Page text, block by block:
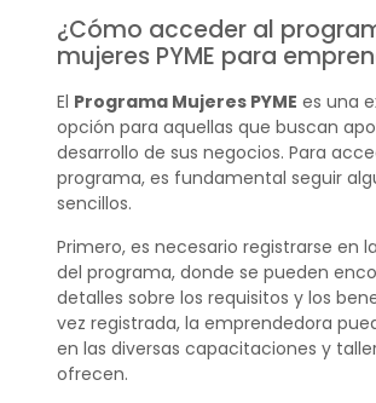
¿Cómo acceder al
mujeres PYME para
El Programa Mujeres PYME es una
opción para aquellas que buscan
desarrollo de sus negocios. Para
programa, es fundamental seguir
sencillos.
Primero, es necesario registrarse en
del programa, donde se pueden
detalles sobre los requisitos y los
vez registrada, la emprendedora
en las diversas capacitaciones y
ofrecen.